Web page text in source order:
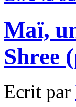
Maï,
Shree
Ecrit par